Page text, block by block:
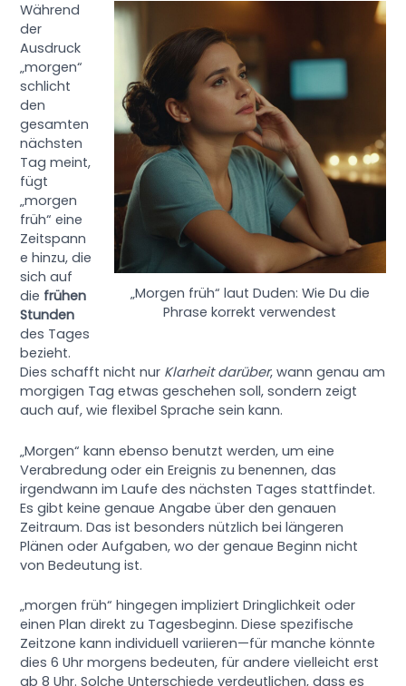
„Morgen früh“ laut Duden: Wie Du die
Phrase korrekt verwendest
Während
der
Ausdruck
„morgen“
schlicht
den
gesamten
nächsten
Tag meint,
fügt
„morgen
früh“ eine
Zeitspann
e hinzu, die
sich auf
die frühen
Stunden
des Tages
bezieht.
Dies schafft nicht nur Klarheit darüber, wann genau am
morgigen Tag etwas geschehen soll, sondern zeigt
auch auf, wie flexibel Sprache sein kann.
„Morgen“ kann ebenso benutzt werden, um eine
Verabredung oder ein Ereignis zu benennen, das
irgendwann im Laufe des nächsten Tages stattfindet.
Es gibt keine genaue Angabe über den genauen
Zeitraum. Das ist besonders nützlich bei längeren
Plänen oder Aufgaben, wo der genaue Beginn nicht
von Bedeutung ist.
„morgen früh“ hingegen impliziert Dringlichkeit oder
einen Plan direkt zu Tagesbeginn. Diese spezifische
Zeitzone kann individuell variieren—für manche könnte
dies 6 Uhr morgens bedeuten, für andere vielleicht erst
ab 8 Uhr. Solche Unterschiede verdeutlichen, dass es